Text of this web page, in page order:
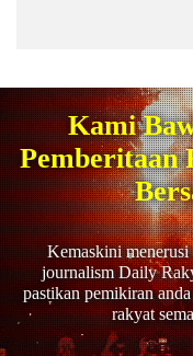
Kami
Pemberitaan
Kemaskini
journalism Daily
pastikan pemikiran
rakyat